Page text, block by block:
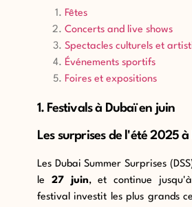
Fêtes
Concerts and live shows
Spectacles culturels et
Événements sportifs
Foires et expositions
1. Festivals à Dubaï en juin
Les surprises de l'été 2025 à
Les Dubai Summer Surprises
le 27 juin, et continue
festival investit les plus grands